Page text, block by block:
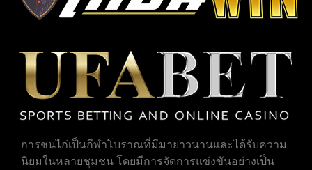
การชนไก่เป็นกีฬาโบราณที่มีมายาวนานและได้รับความ
นิยมในหลายชุมชน โดยมีการจัดการแข่งขันอย่างเป็น